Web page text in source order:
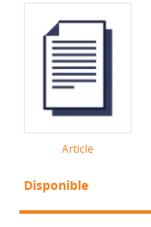
Article
Disponible